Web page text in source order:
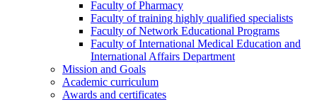
Faculty of Pharmacy
Faculty of training highly qualified specialists
Faculty of Network Educational Programs
Faculty of International Medical Education and
International Affairs Department
Mission and Goals
Academic curriculum
Awards and certificates